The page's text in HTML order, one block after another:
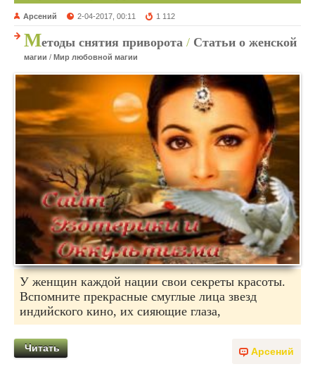
Арсений 2-04-2017, 00:11 1 112
Методы снятия приворота / Статьи о женской
магии / Мир любовной магии
У женщин каждой нации свои секреты красоты.
Вспомните прекрасные смуглые лица звезд
индийского кино, их сияющие глаза,
Арсений
Читать